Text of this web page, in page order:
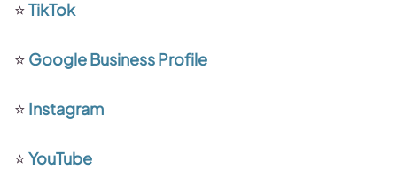
⭐️TikTok
⭐️ Google Business Profile
⭐️ Instagram
⭐️YouTube